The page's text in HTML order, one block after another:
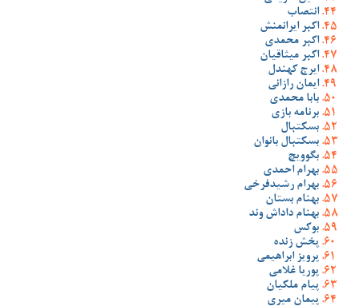
انتصاب
اکبر ایرانمنش
اکبر محمدی
اکبر میثاقیان
ایرج کهندل
ایمان رازانی
بابا محمدی
برنامه بازی
بسکتبال
بسکتبال بانوان
بگوویچ
بهرام احمدی
بهرام رشیدفرخی
بهنام بستان
بهنام داداش وند
بوکس
پخش زنده
پرویز ابراهیمی
پوریا غلامی
پیام ملکیان
پیمان میری